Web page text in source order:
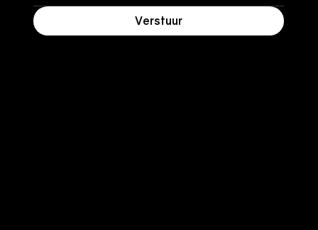
Verstuur